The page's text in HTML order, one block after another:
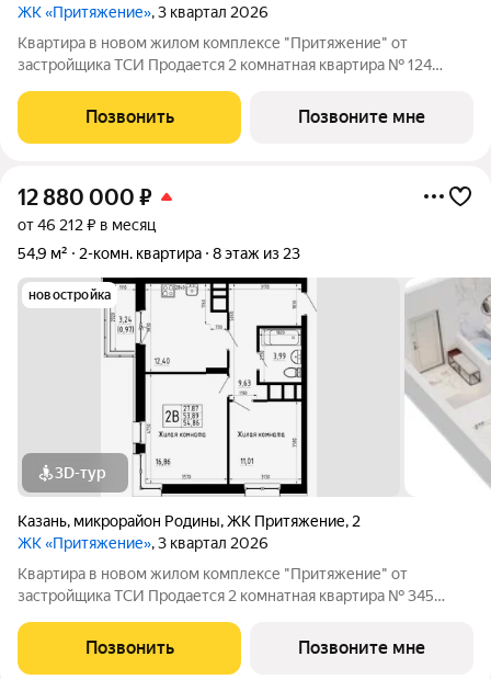
ЖК «Притяжение», 3 квартал 2026
Квартира в новом жилом комплексе "Притяжение" от
застройщика ТСИ Продается 2 комнатная квартира № 124
дома. О КОМПЛЕКСЕ ЖК «Притяжение» это комфорт и
эстетика в каждом метре. Четыре дома
Позвонить Позвоните мне
12 880 000 ₽
от 46 212 ₽ в месяц
54,9 м²
2-комн. квартира 8 этаж из 23
новостройка
3D-тур
Казань, микрорайон Родины,ЖК Притяжение, 2
ЖК «Притяжение», 3 квартал 2026
Квартира в новом жилом комплексе "Притяжение" от
застройщика ТСИ Продается 2 комнатная квартира № 345
дома. О КОМПЛЕКСЕ ЖК «Притяжение» это комфорт и
эстетика в каждом метре. Четыре дома
Позвонить Позвоните мне